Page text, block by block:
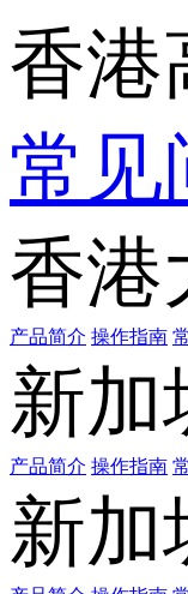
香港
常见
香港
产品简介 操作指南
新加
产品简介 操作指南
新加